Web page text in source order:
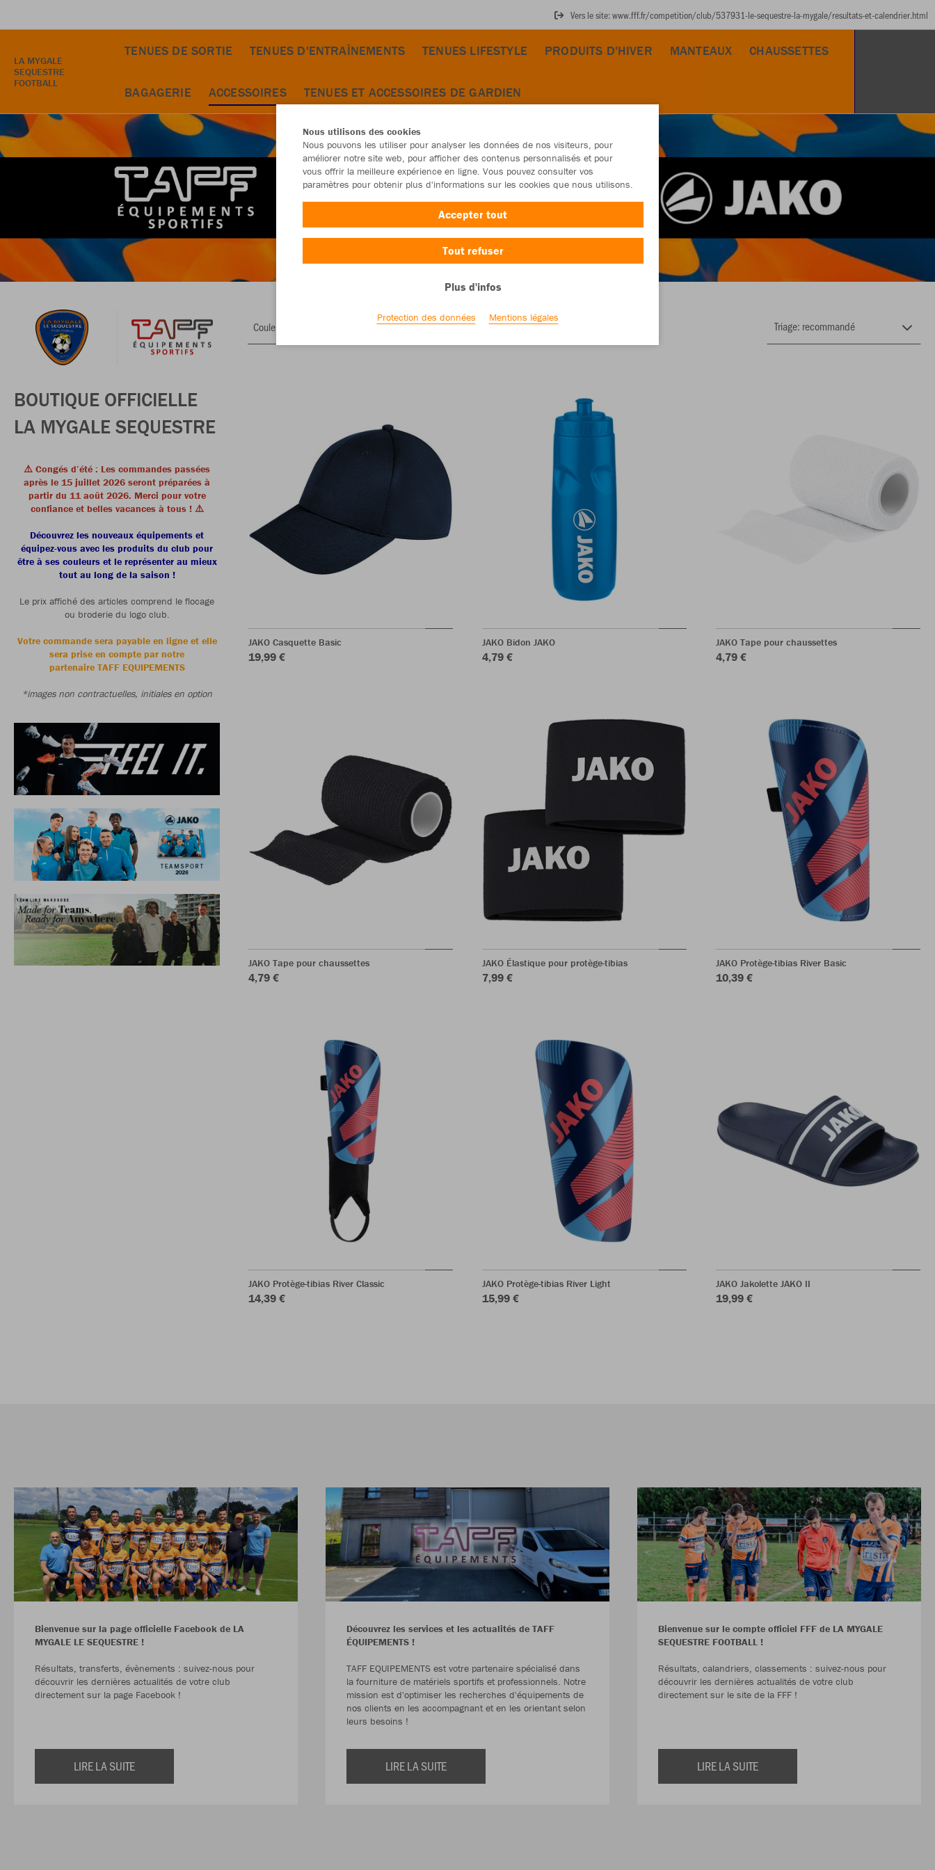
Vers le site: www.fff.fr/competition/club/537931-le-sequestre-la-mygale/resultats-et-calendrier.html
LA MYGALE
SEQUESTRE
FOOTBALL
TENUES DE SORTIE TENUES D'ENTRAÎNEMENTS TENUES LIFESTYLE PRODUITS D'HIVER MANTEAUX CHAUSSETTES
BAGAGERIE ACCESSOIRES TENUES ET ACCESSOIRES DE GARDIEN
BOUTIQUE OFFICIELLE
LA MYGALE SEQUESTRE
⚠️ Congés d’été : Les commandes passées
après le 15 juillet 2026 seront préparées à
partir du 11 août 2026. Merci pour votre
confiance et belles vacances à tous ! ⚠️
Découvrez les nouveaux équipements et
équipez-vous avec les produits du club pour
être à ses couleurs et le représenter au mieux
tout au long de la saison !
Le prix affiché des articles comprend le flocage
ou broderie du logo club.
Votre commande sera payable en ligne et elle
sera prise en compte par notre
partenaire TAFF EQUIPEMENTS
*images non contractuelles, initiales en option
Couleur Taille
JAKO Casquette Basic
19,99 €
JAKO Bidon JAKO
4,79 €
JAKO Tape pour chaussettes
4,79 €
JAKO Tape pour chaussettes
4,79 €
JAKO Élastique pour protège-tibias
7,99 €
JAKO Protège-tibias River Basic
10,39 €
JAKO Protège-tibias River Classic
14,39 €
JAKO Protège-tibias River Light
15,99 €
JAKO Jakolette JAKO II
19,99 €
Bienvenue sur la page officielle Facebook de LA
MYGALE LE SEQUESTRE !
Résultats, transferts, évènements : suivez-nous pour
découvrir les dernières actualités de votre club
directement sur la page Facebook !
LIRE LA SUITE
Découvrez les services et les actualités de TAFF
ÉQUIPEMENTS !
TAFF EQUIPEMENTS est votre partenaire spécialisé dans
la fourniture de matériels sportifs et professionnels. Notre
mission est d'optimiser les recherches d'équipements de
nos clients en les accompagnant et en les orientant selon
leurs besoins !
LIRE LA SUITE
Bienvenue sur le compte officiel FFF de LA MYGALE
SEQUESTRE FOOTBALL !
Résultats, calandriers, classements : suivez-nous pour
découvrir les dernières actualités de votre club
directement sur le site de la FFF !
LIRE LA SUITE
Nous utilisons des cookies
Nous pouvons les utiliser pour analyser les données de nos visiteurs, pour
améliorer notre site web, pour afficher des contenus personnalisés et pour
vous offrir la meilleure expérience en ligne. Vous pouvez consulter vos
paramètres pour obtenir plus d'informations sur les cookies que nous utilisons.
Accepter tout
Tout refuser
Plus d'infos
Protection des données Mentions légales